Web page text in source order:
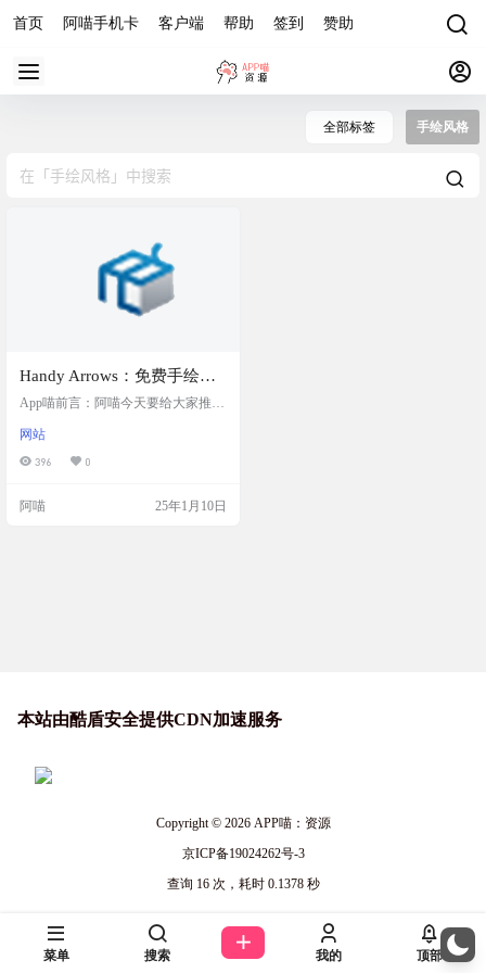
首页 阿喵手机卡 客户端 帮助 签到 赞助
全部标签 手绘风格
Handy Arrows：免费手绘插
图素材网站，支持 React 组
面设计等
App喵前言：阿喵今天要给大家推荐
Arrows。这个网站专门收集手绘风
格的箭头插图，风格独特，非常适
览者的注意，还能让你的作品更具
网站
396 0
阿喵 25年1月10日
本站由酷盾安全提供CDN加速服务
Copyright © 2026APP喵：资源
京ICP备19024262号-3
查询 16 次，耗时 0.1378 秒
菜单 搜索 我的 顶部